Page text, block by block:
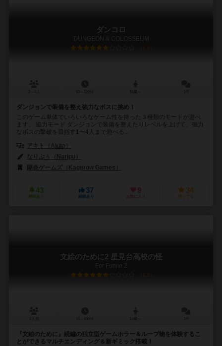
ダンコロ
DUNGEON & COLOSSEUM
6.0
ダンジョンで装備を整え強力なボスに挑め！
このゲーム単体でいろいろなゲーム性を持った３種類のモードが遊べ
ます。 協力モード ダンジョンで装備を整えたりレベルを上げて、強力
なボスの撃破を目指す1〜4人まで遊べる...
アキト（Akito）
なりぷぅ（Naripu）
陽炎ゲームズ（Kagerow Games）
43
興味あり
37
経験あり
9
お気に入り
34
持ってる
文絵のために2 星見台高校の怪
For Fumie 2
6.0
『文絵のために』続編の独立型ゲームホラー＆ループ物を体験するこ
とができるマルチエンディング＆新ギミック搭載！